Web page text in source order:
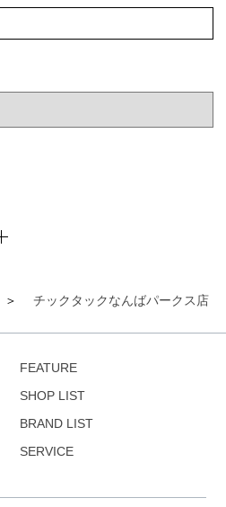
チックタックなんばパークス店
FEATURE
SHOP LIST
BRAND LIST
SERVICE